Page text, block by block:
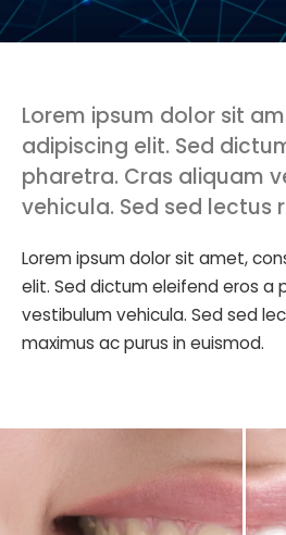
Lorem ipsum dolor sit
adipiscing elit. Sed
pharetra. Cras aliquam
vehicula. Sed sed lectus
Lorem ipsum dolor sit amet,
elit. Sed dictum eleifend eros a
vestibulum vehicula. Sed sed
maximus ac purus in euismod.